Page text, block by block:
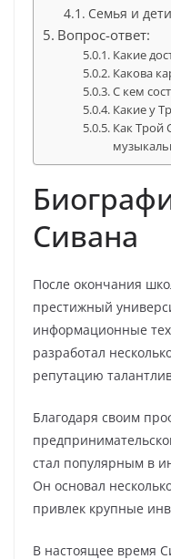
Семья и дети
Вопрос-ответ:
Какие
Какова
С кем
Какие у
Как Трой
Сивана
После окончания
престижный
информационные
разработал
репутацию
Благодаря своим
стал популярным в
Он основал
привлек крупные
В настоящее время